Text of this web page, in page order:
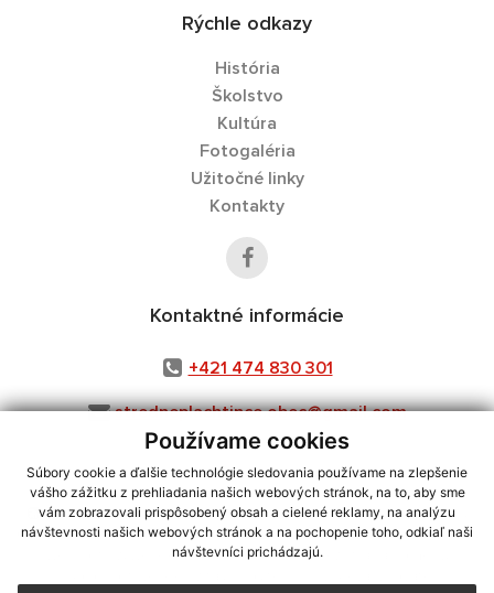
Používame cookies
Súbory cookie a ďalšie technológie sledovania používame na zlepšenie
vášho zážitku z prehliadania našich webových stránok, na to, aby sme
vám zobrazovali prispôsobený obsah a cielené reklamy, na analýzu
návštevnosti našich webových stránok a na pochopenie toho, odkiaľ naši
návštevníci prichádzajú.
Rýchle odkazy
História
Školstvo
Kultúra
Fotogaléria
Užitočné linky
Kontakty
Kontaktné informácie
+421 474 830 301
stredneplachtince.obec@gmail.com
využite možnosť získavania aktuálnych informácií s využitím RSS
CMS systém (redakčný) systém ECHELON 2,Mapa stránok,web portál
webex.digital, s.r.o.,domény,registrácia domény